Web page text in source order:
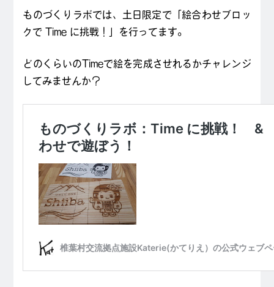
ものづくりラボでは、土日限定で「絵合わせブロッ
クで Time に挑戦！」を行ってます。
どのくらいのTimeで絵を完成させれるかチャレンジ
してみませんか？